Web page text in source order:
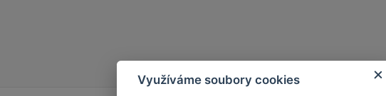
Využíváme soubory cookies